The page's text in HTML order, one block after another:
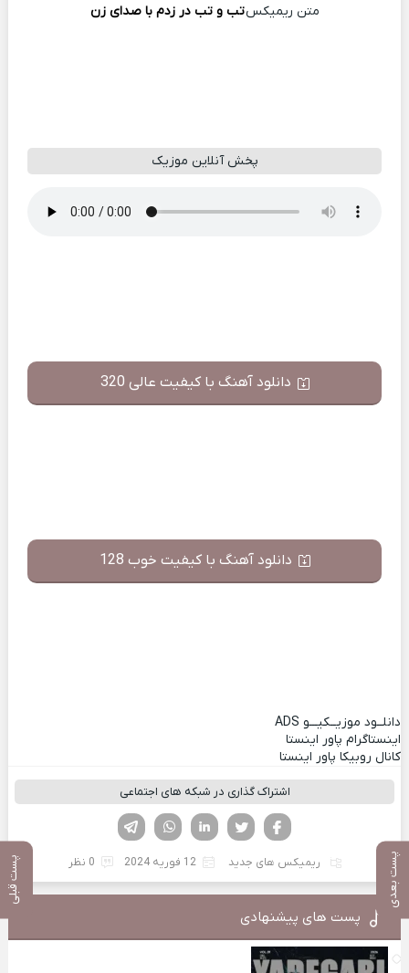
پست بعدی پست قبلی
متن ریمیکستب و تب در زدم با صدای زن
پخش آنلاین موزیک
دانلود آهنگ با کیفیت عالی 320
دانلود آهنگ با کیفیت خوب 128
دانلــود موزیــکیـــو ADS
اینستاگرام پاور اینستا
کانال روبیکا پاور اینستا
اشتراک گذاری در شبکه های اجتماعی
لینکدین تویتر
فیسوک
ریمیکس های جدید 12 فوریه 2024 0 نظر
پست های پیشنهادی